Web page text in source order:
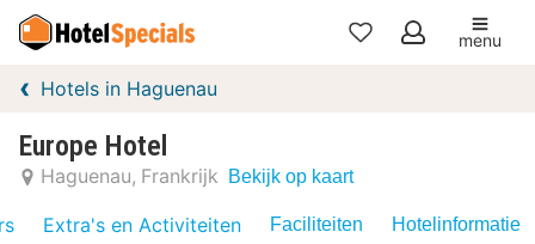
Mijn
menu
Hotels in Haguenau
Europe Hotel
Haguenau Frankrijk Bekijk op kaart
Extra's en Activiteiten Faciliteiten Hotelinformatie